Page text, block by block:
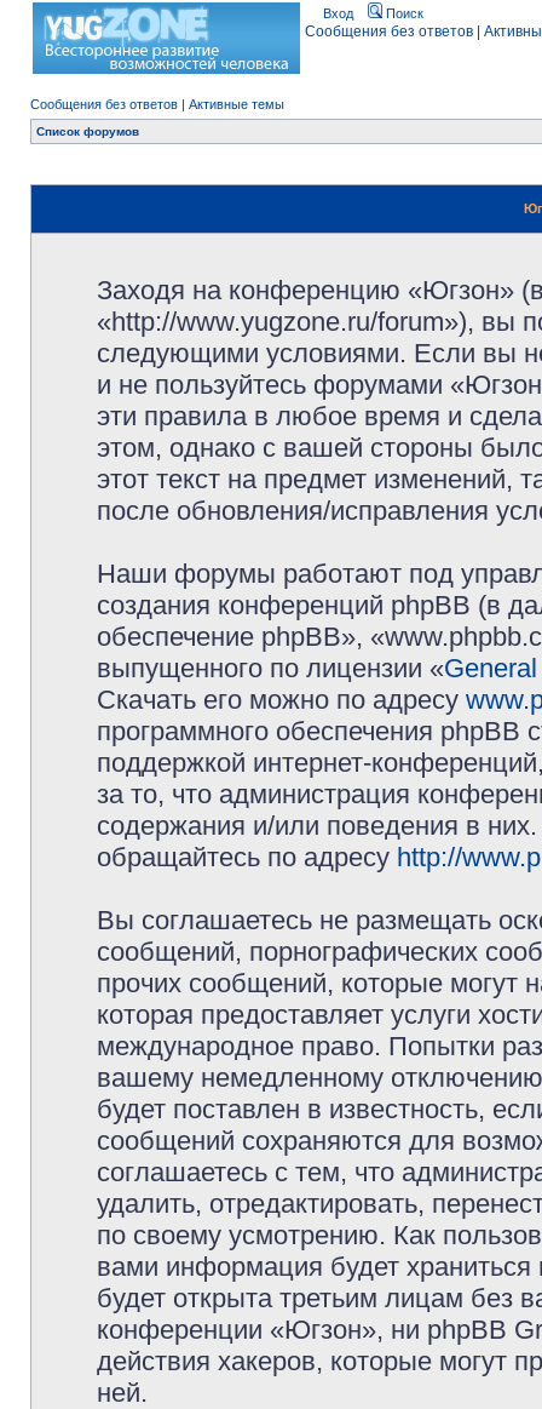
Вход Поиск
Сообщения без ответов
Сообщения без ответов | Активные темы
Список форумов
Заходя на конференцию «Югзон»
«http://www.yugzone.ru/forum»), вы
следующими условиями. Если вы
и не пользуйтесь форумами
эти правила в любое время и
этом, однако с вашей стороны
этот текст на предмет изменений,
после обновления/исправления
Наши форумы работают под
создания конференций phpBB (в
обеспечение phpBB»,
выпущенного по лицензии «
Скачать его можно по адресу
программного обеспечения phpBB
поддержкой интернет-
за то, что администрация
содержания и/или поведения в
обращайтесь по адресу http://
Вы соглашаетесь не размещать
сообщений, порнографических
прочих сообщений, которые могут
которая предоставляет услуги
международное право. Попытки
вашему немедленному
будет поставлен в известность,
сообщений сохраняются для
соглашаетесь с тем, что
удалить, отредактировать,
по своему усмотрению. Как
вами информация будет
будет открыта третьим лицам без
конференции «Югзон», ни phpBB
действия хакеров, которые могут
ней.